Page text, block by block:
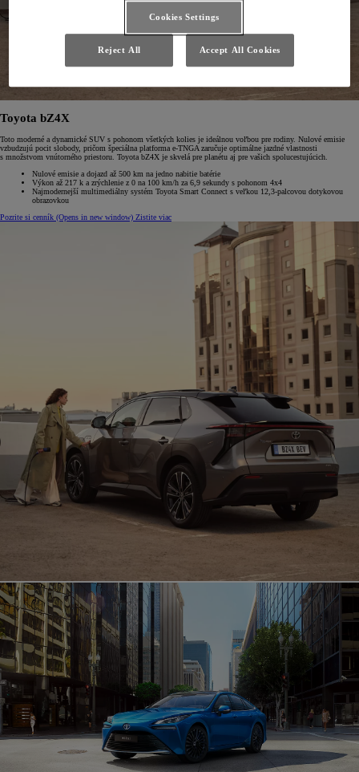
Toyota bZ4X
Toto moderné a dynamické SUV s pohonom všetkých kolies je ideálnou voľbou pre rodiny. Nulové emisie
vzbudzujú pocit slobody, pričom špeciálna platforma e-TNGA zaručuje optimálne jazdné vlastnosti
s množstvom vnútorného priestoru. Toyota bZ4X je skvelá pre planétu aj pre vašich spolucestujúcich.
Nulové emisie a dojazd až 500 km na jedno nabitie batérie
Výkon až 217 k a zrýchlenie z 0 na 100 km/h za 6,9 sekundy s pohonom 4x4
Najmodernejší multimediálny systém Toyota Smart Connect s veľkou 12,3-palcovou dotykovou
obrazovkou
Pozrite si cenník (Opens in new window) Zistite viac
Cookies Settings
Reject All Accept All Cookies